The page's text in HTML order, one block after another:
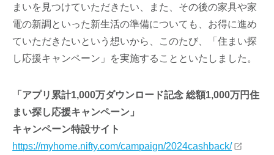
まいを見つけていただきたい、また、その後の家具や家
電の新調といった新生活の準備についても、お得に進め
ていただきたいという想いから、このたび、「住まい探
し応援キャンペーン」を実施することといたしました。
「アプリ累計1,000万ダウンロード記念 総額1,000万円住
まい探し応援キャンペーン」
キャンペーン特設サイト
https://myhome.nifty.com/campaign/2024cashback/